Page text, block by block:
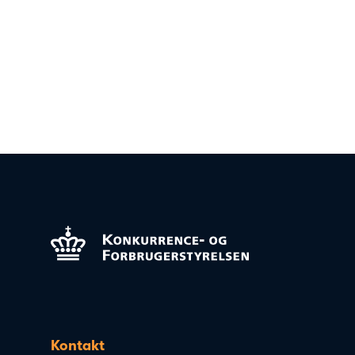
Kontakt